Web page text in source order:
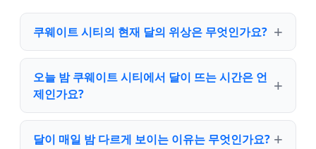
쿠웨이트 시티의 현재 달의 위상은 무엇인가요?
오늘 밤 쿠웨이트 시티에서 달이 뜨는 시간은 언
제인가요?
달이 매일 밤 다르게 보이는 이유는 무엇인가요?